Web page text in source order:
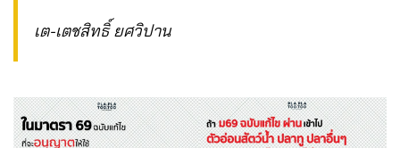
เต-เตชสิทธิ์ ยศวิปาน